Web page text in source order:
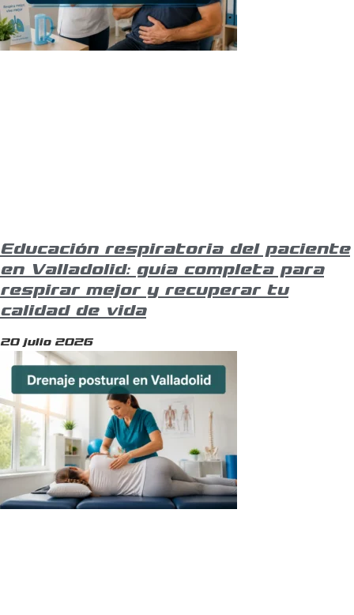
Educación respiratoria del paciente
en Valladolid: guía completa para
respirar mejor y recuperar tu
calidad de vida
20 julio 2026